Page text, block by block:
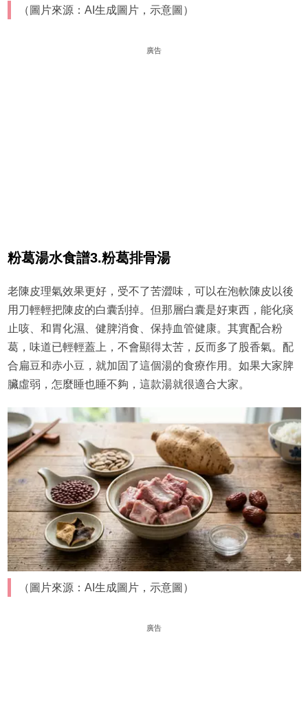
（圖片來源：AI生成圖片，示意圖）
廣告
粉葛湯水食譜3.粉葛排骨湯
老陳皮理氣效果更好，受不了苦澀味，可以在泡軟陳皮以後
用刀輕輕把陳皮的白囊刮掉。但那層白囊是好東西，能化痰
止咳、和胃化濕、健脾消食、保持血管健康。其實配合粉
葛，味道已輕輕蓋上，不會顯得太苦，反而多了股香氣。配
合扁豆和赤小豆，就加固了這個湯的食療作用。如果大家脾
臟虛弱，怎麼睡也睡不夠，這款湯就很適合大家。
（圖片來源：AI生成圖片，示意圖）
廣告